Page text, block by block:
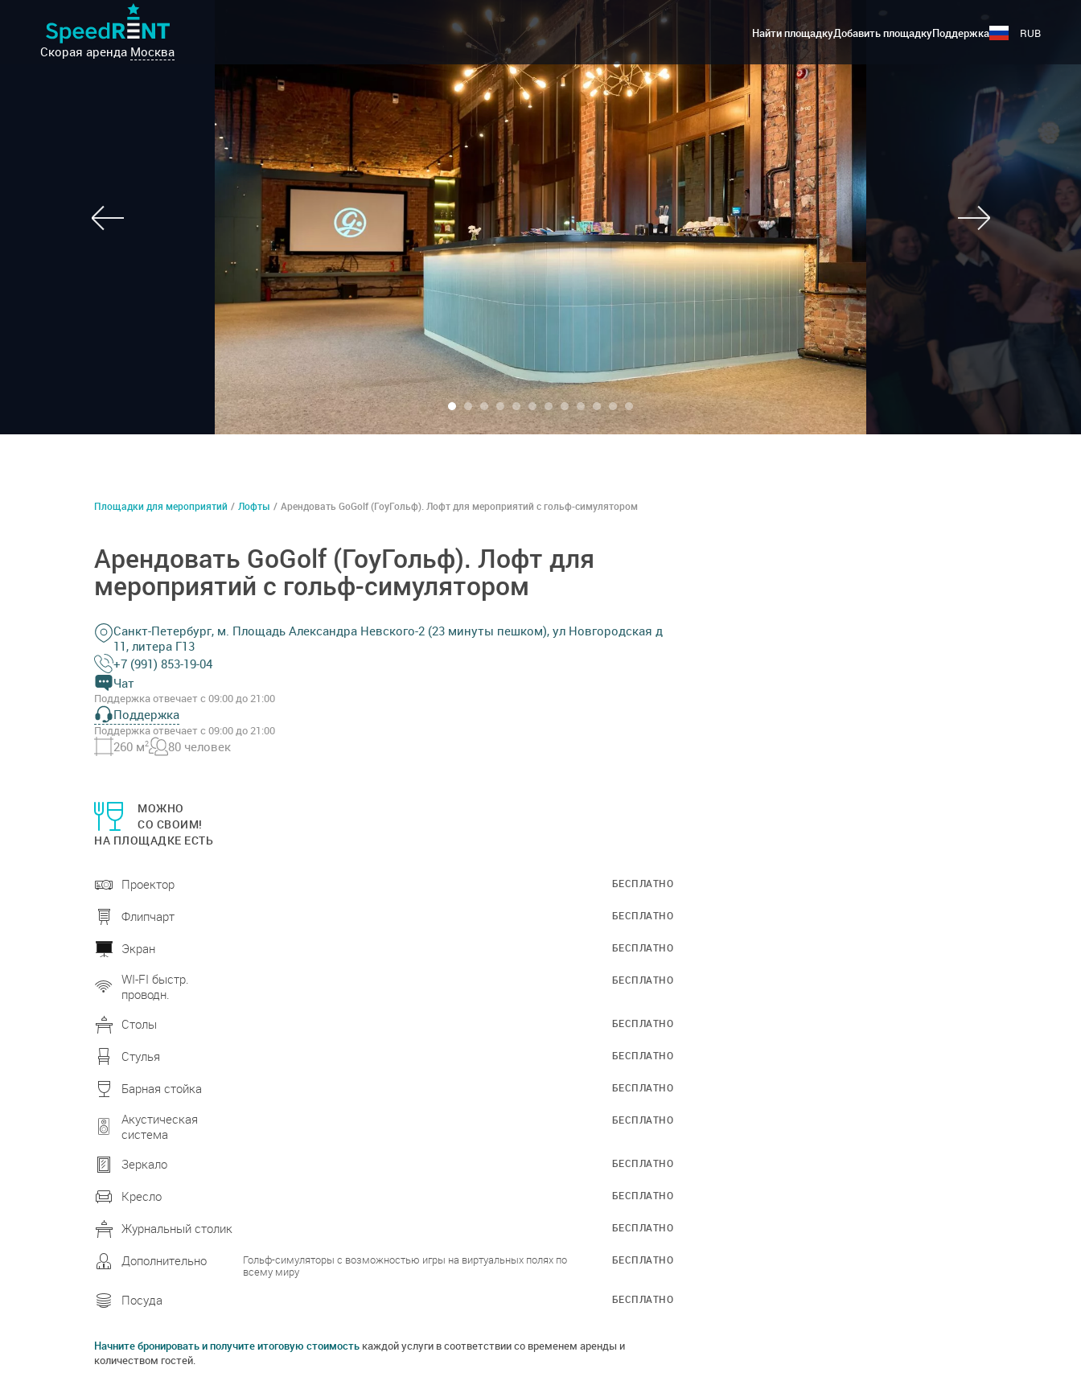
Скорая аренда Москва
Найти площадкуДобавить площадкуПоддержка RUB
Площадки для мероприятий / Лофты / Арендовать GoGolf (ГоуГольф). Лофт для мероприятий с гольф-симулятором
Арендовать GoGolf (ГоуГольф). Лофт для
мероприятий с гольф-симулятором
Санкт-Петербург, м. Площадь Александра Невского-2 (23 минуты пешком), ул Новгородская д
11, литера Г13
+7 (991) 853-19-04
Чат
Поддержка отвечает с 09:00 до 21:00
Поддержка
Поддержка отвечает с 09:00 до 21:00
260 м2 80 человек
МОЖНО
СО СВОИМ!
НА ПЛОЩАДКЕ ЕСТЬ
Проектор БЕСПЛАТНО
Флипчарт БЕСПЛАТНО
Экран БЕСПЛАТНО
WI-FI быстр.
проводн.
БЕСПЛАТНО
Столы БЕСПЛАТНО
Стулья БЕСПЛАТНО
Барная стойка БЕСПЛАТНО
Акустическая
система
БЕСПЛАТНО
Зеркало БЕСПЛАТНО
Кресло БЕСПЛАТНО
Журнальный столик БЕСПЛАТНО
Дополнительно
Гольф-симуляторы с возможностью игры на виртуальных полях по
всему миру
БЕСПЛАТНО
Посуда БЕСПЛАТНО
Начните бронировать и получите итоговую стоимость каждой услуги в соответствии со временем аренды и
количеством гостей.